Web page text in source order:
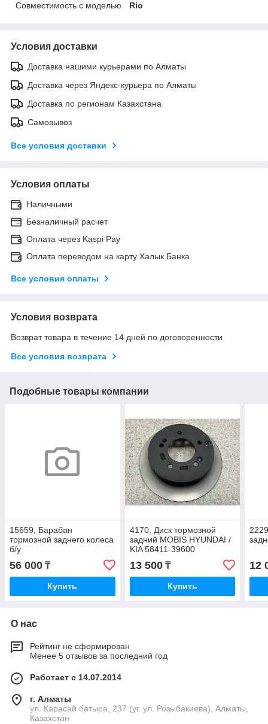
Совместимость с моделью
Rio
Условия доставки
Доставка нашими курьерами по Алматы
Доставка через Яндекс-курьера по Алматы
Доставка по регионам Казахстана
Самовывоз
Все условия доставки
Условия оплаты
Наличными
Безналичный расчет
Оплата через Kaspi Pay
Оплата переводом на карту Халык Банка
Все условия оплаты
Условия возврата
Возврат товара в течение 14 дней по договоренности
Все условия возврата
Подобные товары компании
15659, Барабан
тормозной заднего колеса
б/у
56 000 ₸
Купить
4170, Диск тормозной
задний MOBIS HYUNDAI /
KIA 58411-39600
13 500₸
Купить
12
О нас
Рейтинг не сформирован
Менее 5 отзывов за последний год
Работает с 14.07.2014
г. Алматы
ул. Карасай батыра, 237 (уг. ул. Розыбакиева), Алматы,
Казахстан